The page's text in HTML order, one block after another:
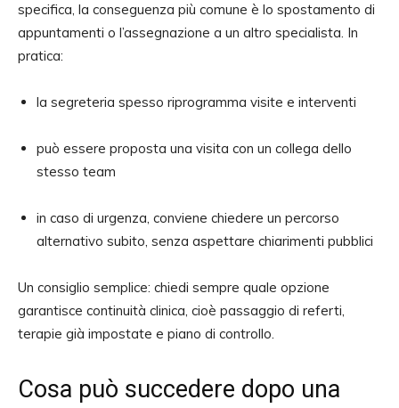
specifica, la conseguenza più comune è lo spostamento di
appuntamenti o l’assegnazione a un altro specialista. In
pratica:
la segreteria spesso riprogramma visite e interventi
può essere proposta una visita con un collega dello
stesso team
in caso di urgenza, conviene chiedere un percorso
alternativo subito, senza aspettare chiarimenti pubblici
Un consiglio semplice: chiedi sempre quale opzione
garantisce continuità clinica, cioè passaggio di referti,
terapie già impostate e piano di controllo.
Cosa può succedere dopo una